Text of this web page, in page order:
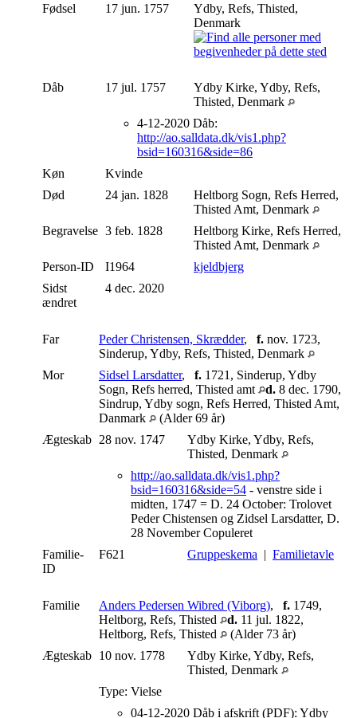
Fødsel
17 jun. 1757
Ydby, Refs, Thisted,
Denmark
Dåb 17 jul. 1757
Ydby Kirke, Ydby, Refs,
Thisted, Denmark
4-12-2020 Dåb:
http://ao.salldata.dk/vis1.php?
bsid=160316&side=86
Køn
Kvinde
Død
24 jan. 1828
Heltborg Sogn, Refs Herred,
Thisted Amt, Denmark
Begravelse 3 feb. 1828
Heltborg Kirke, Refs Herred,
Thisted Amt, Denmark
Person-ID
I1964
kjeldbjerg
Sidst
ændret
4 dec. 2020
Far Peder Christensen, Skrædder, f. nov. 1723,
Sinderup, Ydby, Refs, Thisted, Denmark
Mor
Sidsel Larsdatter, f. 1721, Sinderup, Ydby
Sogn, Refs herred, Thisted amt
d. 8 dec. 1790,
Sindrup, Ydby sogn, Refs Herred, Thisted Amt,
Danmark
(Alder 69 år)
Ægteskab 28 nov. 1747
Ydby Kirke, Ydby, Refs,
Thisted, Denmark
http://ao.salldata.dk/vis1.php?
bsid=160316&side=54 - venstre side i
midten, 1747 = D. 24 October: Trolovet
Peder Chistensen og Zidsel Larsdatter, D.
28 November Copuleret
Familie-
ID
F621 Gruppeskema | Familietavle
Familie Anders Pedersen Wibred (Viborg), f. 1749,
Heltborg, Refs, Thisted
d. 11 jul. 1822,
Heltborg, Refs, Thisted
(Alder 73 år)
Ægteskab 10 nov. 1778
Ydby Kirke, Ydby, Refs,
Thisted, Denmark
Type: Vielse
04-12-2020 Dåb i afskrift (PDF): Ydby